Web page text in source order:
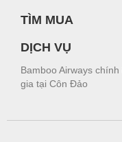
TÌM MUA
DỊCH VỤ
Bamboo Airways
gia tại Côn Đảo